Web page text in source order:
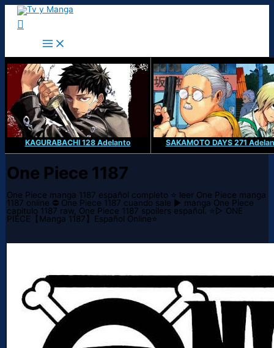
Ir
contenido
Buscar
KAGURABACHI 128 Adelanto SAKAMOTO DAYS 271
One Piece 1187
One Piece manga 1187 español completo ⭐ leer One Piece manga
1187 online ⛔ One Piece 1187 cuando sale ▶️ manga One Piece
capitulo 1187 raw, One Piece 1187 spoilers español. ⭐▷ ONE
PIECE【Manga 1187】Español Online⭐